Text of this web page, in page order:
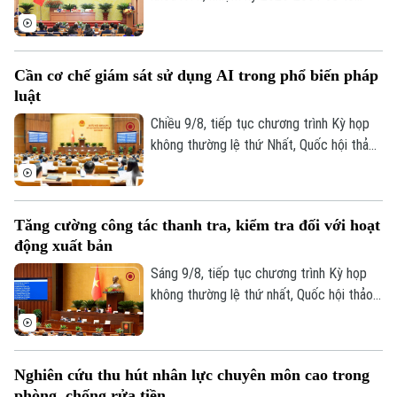
Cần cơ chế giám sát sử dụng AI trong phổ biến pháp
luật
Chiều 9/8, tiếp tục chương trình Kỳ họp
không thường lệ thứ Nhất, Quốc hội thảo
Tăng cường công tác thanh tra, kiểm tra đối với hoạt
động xuất bản
Sáng 9/8, tiếp tục chương trình Kỳ họp
không thường lệ thứ nhất, Quốc hội thảo
Nghiên cứu thu hút nhân lực chuyên môn cao trong